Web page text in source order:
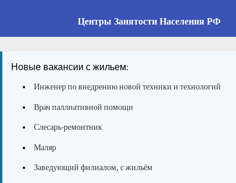
Центры Занятости Населения РФ
Новые вакансии с жильем:
Инженер по внедрению новой техники и технологий
Врач паллиативной помощи
Слесарь-ремонтник
Маляр
Заведующий филиалом, с жильём